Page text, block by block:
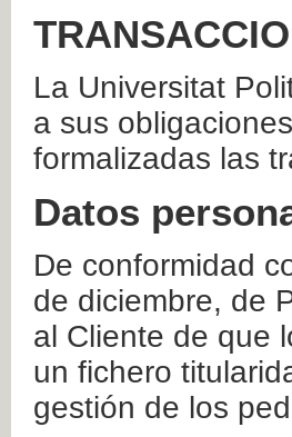
La Universitat
a sus
formalizadas las
Datos
De conformidad
de diciembre, de
al Cliente de que
un fichero
gestión de los